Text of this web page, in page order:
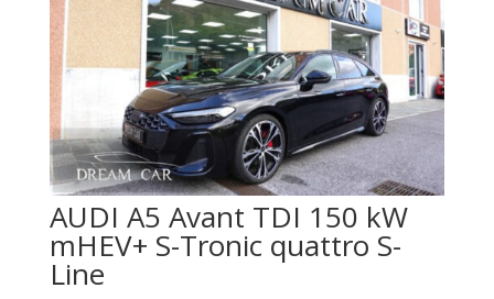
AUDI A5 Avant TDI 150 kW
mHEV+ S-Tronic quattro S-
Line